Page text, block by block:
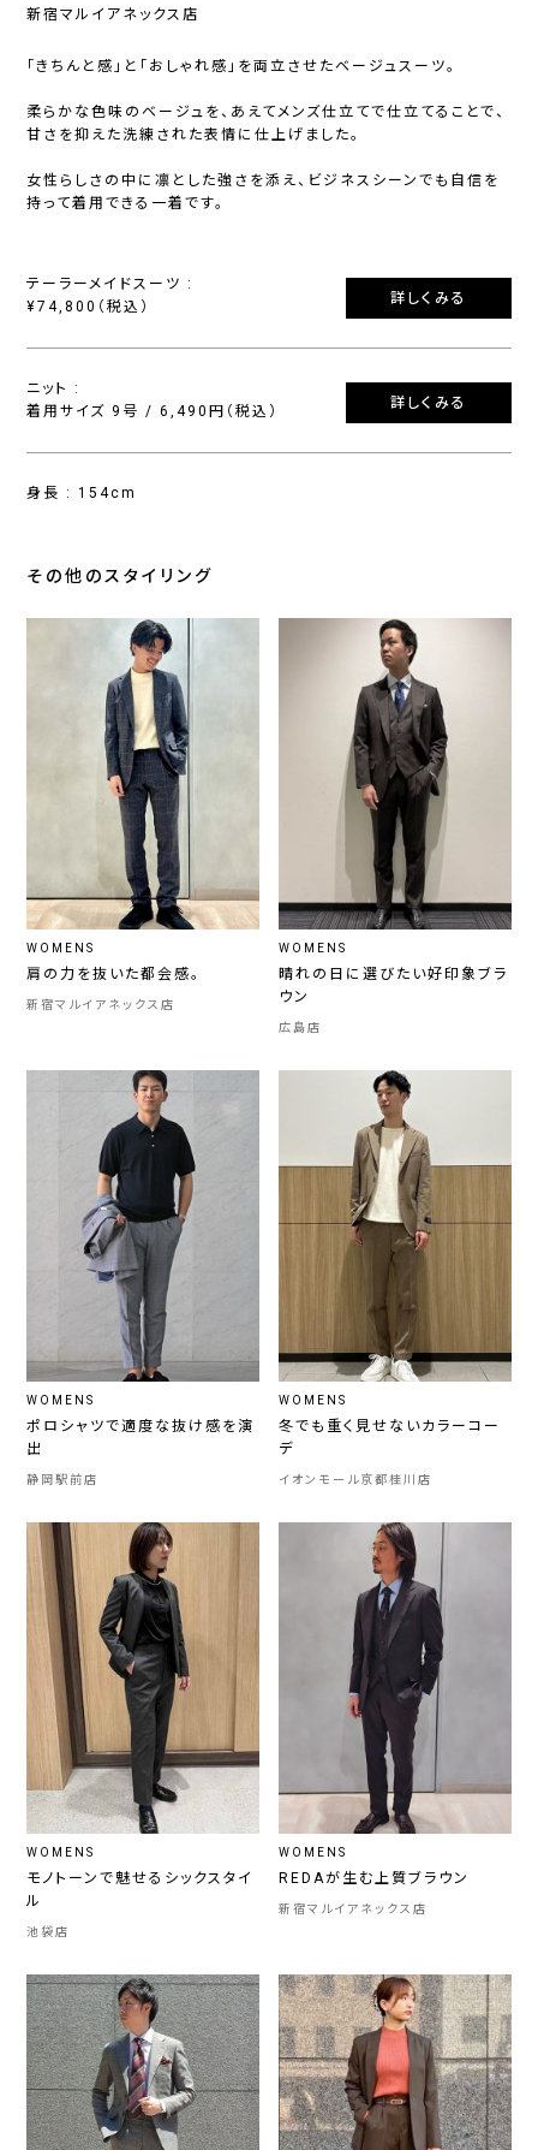
新宿マルイアネックス店
「きちんと感」と「おしゃれ感」を両立させたベージュスーツ。
柔らかな色味のベージュを、あえてメンズ仕立てで仕立てることで、
甘さを抑えた洗練された表情に仕上げました。
女性らしさの中に凛とした強さを添え、ビジネスシーンでも自信を
持って着用できる一着です。
テーラーメイドスーツ :
¥74,800（税込）
詳しくみる
ニット :
着用サイズ 9号 / 6,490円（税込）
詳しくみる
身長 : 154cm
その他のスタイリング
WOMENS
肩の力を抜いた都会感。
新宿マルイアネックス店
WOMENS
晴れの日に選びたい好印象ブラ
ウン
広島店
WOMENS
ポロシャツで適度な抜け感を演
出
静岡駅前店
WOMENS
冬でも重く見せないカラーコー
デ
イオンモール京都桂川店
WOMENS
モノトーンで魅せるシックスタイ
ル
池袋店
WOMENS
REDAが生む上質ブラウン
新宿マルイアネックス店